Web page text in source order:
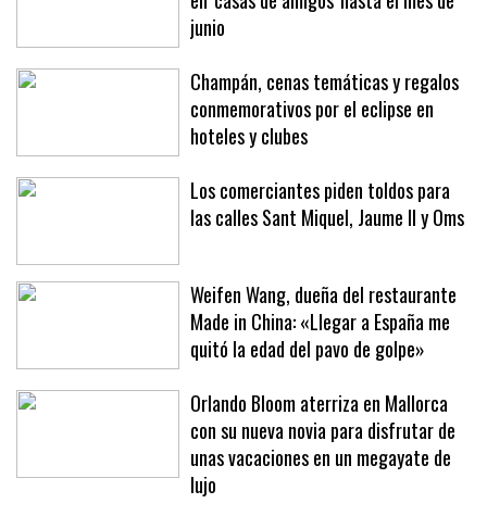
Un millón de turistas se han alojado
en 'casas de amigos' hasta el mes de
junio
Champán, cenas temáticas y regalos
conmemorativos por el eclipse en
hoteles y clubes
Los comerciantes piden toldos para
Weifen Wang, dueña del restaurante
Made in China: «Llegar a España me
quitó la edad del pavo de golpe»
Orlando Bloom aterriza en Mallorca
con su nueva novia para disfrutar de
unas vacaciones en un megayate de